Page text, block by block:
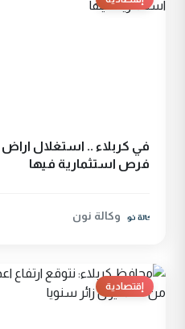
في كربلاء .. استغلال اراض
فرص استثمارية فيها
وكالة نون
إقتصادية